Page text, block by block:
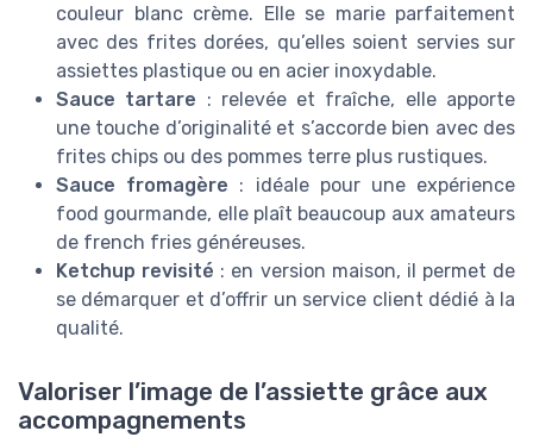
couleur blanc crème. Elle se marie parfaitement
avec des frites dorées, qu’elles soient servies sur
assiettes plastique ou en acier inoxydable.
Sauce tartare : relevée et fraîche, elle apporte
une touche d’originalité et s’accorde bien avec des
frites chips ou des pommes terre plus rustiques.
Sauce fromagère : idéale pour une expérience
food gourmande, elle plaît beaucoup aux amateurs
de french fries généreuses.
Ketchup revisité : en version maison, il permet de
se démarquer et d’offrir un service client dédié à la
qualité.
Valoriser l’image de l’assiette grâce aux
accompagnements